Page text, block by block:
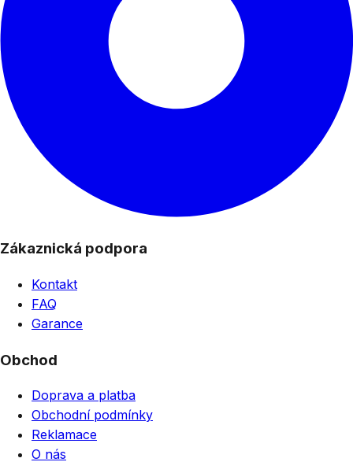
Zákaznická podpora
Kontakt
FAQ
Garance
Obchod
Doprava a platba
Obchodní podmínky
Reklamace
O nás